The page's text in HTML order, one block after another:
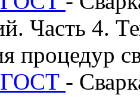
Часть 4.
процедур
ГОСТ -